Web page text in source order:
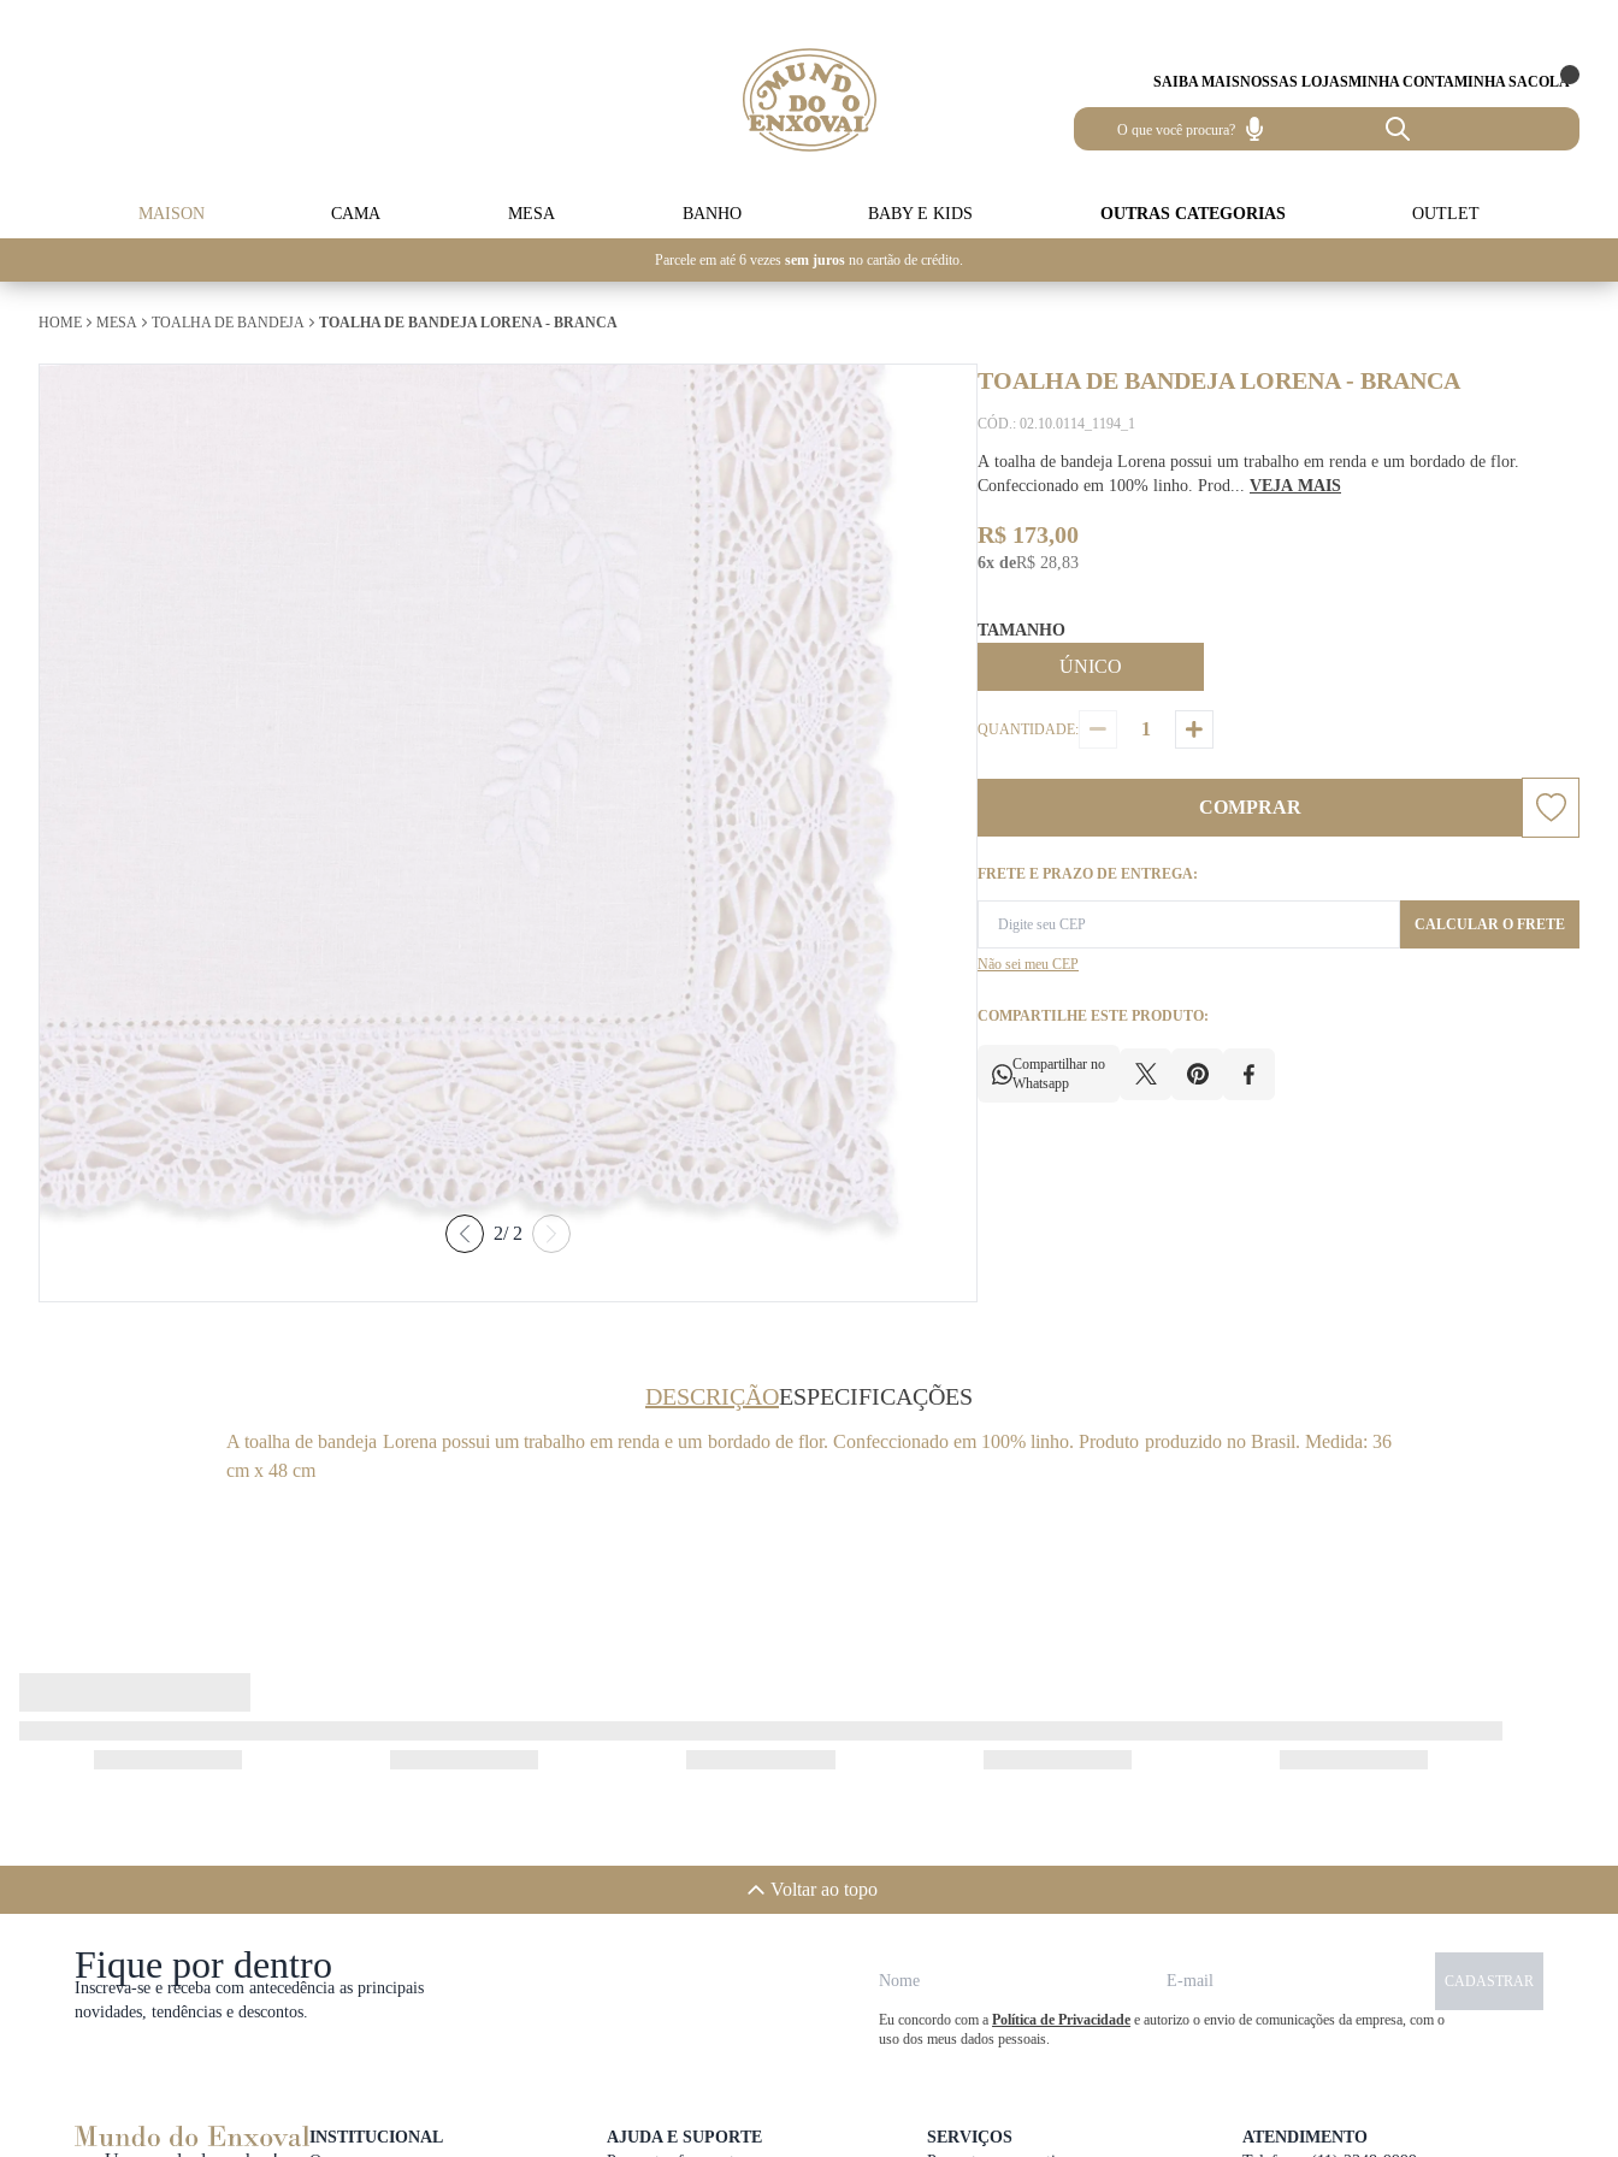
SAIBA MAISNOSSAS LOJASMINHA CONTAMINHA SACOLA
MAISON CAMA MESA BANHO BABY E KIDS OUTRAS CATEGORIAS OUTLET
Parcele em até 6 vezes sem juros no cartão de crédito.
HOME MESA TOALHA DE BANDEJA TOALHA DE BANDEJA LORENA - BRANCA
2/ 2
TOALHA DE BANDEJA LORENA - BRANCA
CÓD.: 02.10.0114_1194_1
A toalha de bandeja Lorena possui um trabalho em renda e um bordado de flor.
Confeccionado em 100% linho. Prod... VEJA MAIS
R$ 173,00
6x deR$ 28,83
TAMANHO
ÚNICO
QUANTIDADE:
COMPRAR
FRETE E PRAZO DE ENTREGA:
CALCULAR O FRETE
Não sei meu CEP
COMPARTILHE ESTE PRODUTO:
Compartilhar no
Whatsapp
DESCRIÇÃOESPECIFICAÇÕES
A toalha de bandeja Lorena possui um trabalho em renda e um bordado de flor. Confeccionado em 100% linho. Produto produzido no Brasil. Medida: 36
cm x 48 cm
Voltar ao topo
Fique por dentro
Inscreva-se e receba com antecedência as principais
novidades, tendências e descontos.
CADASTRAR
Eu concordo com a Política de Privacidade e autorizo o envio de comunicações da empresa, com o
uso dos meus dados pessoais.
INSTITUCIONAL
AJUDA E SUPORTE
SERVIÇOS
ATENDIMENTO